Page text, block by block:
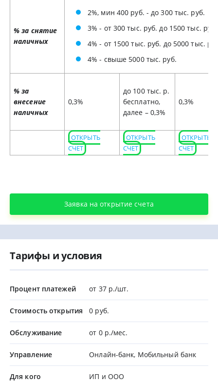
% за снятие
наличных
2%, мин 400 руб. - до 300 тыс. руб.
3% - от 300 тыс. руб. до 1500 тыс. руб.
4% - от 1500 тыс. руб. до 5000 тыс.
4% - свыше 5000 тыс. руб.
% за
внесение
наличных
0,3%
до 100 тыс. р.
бесплатно,
далее – 0,3%
0,3%
ОТКРЫТЬ
СЧЕТ
ОТКРЫТЬ
СЧЕТ
ОТКРЫТЬ
СЧЕТ
Заявка на открытие счета
Тарифы и условия
Процент платежей от 37 р./шт.
Стоимость открытия 0 руб.
Обслуживание от 0 р./мес.
Управление Онлайн-банк, Мобильный банк
Для кого ИП и ООО